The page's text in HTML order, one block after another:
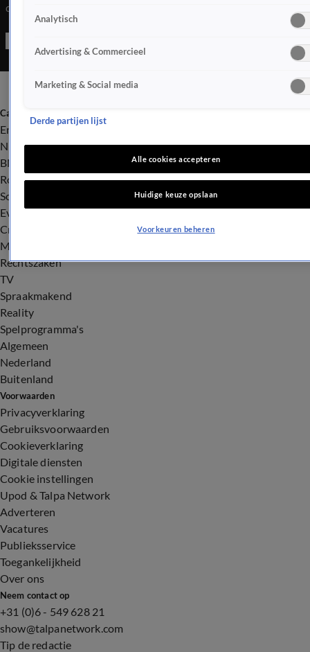
die paar weken geleden uitkwam en onzekerheid. Ging zelfs
naar een psycholoog omdat hij een tijd lang niet lekker in z'n
Categorieën
Entertainment
Nieuws
BN'ers
Royalty
Songfestival
Evenementen
Crime
Misdaad
Rechtszaken
TV
Spraakmakend
Reality
Spelprogramma's
Algemeen
Nederland
Buitenland
Voorwaarden
Privacyverklaring
Gebruiksvoorwaarden
Cookieverklaring
Digitale diensten
Cookie instellingen
Upod & Talpa Network
Adverteren
Vacatures
Publieksservice
Toegankelijkheid
Over ons
Neem contact op
+31 (0)6 - 549 628 21
show@talpanetwork.com
Tip de redactie
Analytisch
Advertising & Commercieel
Marketing & Social media
Derde partijen lijst
Alle cookies accepteren
Huidige keuze opslaan
Voorkeuren beheren